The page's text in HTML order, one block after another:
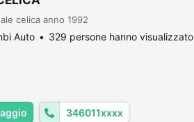
celica anno 1992
Auto 329 persone hanno visualizzato
346011xxxx